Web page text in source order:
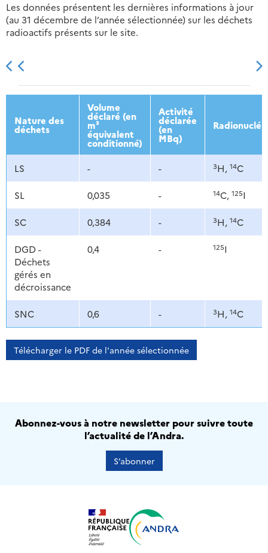
Les données présentent les dernières informations à jour
(au 31 décembre de l’année sélectionnée) sur les déchets
radioactifs présents sur le site.
2013 2014 2015 2016
Nature des
déchets
Volume
déclaré (en
m³
équivalent
conditionné)
Activité
déclarée
(en
MBq)
LS - - 3H, 14C
SL 0,035 - 14C, 125I
SC 0,384 - 3H, 14C
DGD -
Déchets
gérés en
décroissance
0,4 - 125I
SNC 0,6 - 3H, 14C
Télécharger le PDF de l'année sélectionnée
Abonnez-vous à notre newsletter pour suivre toute
l’actualité de l’Andra.
S’abonner